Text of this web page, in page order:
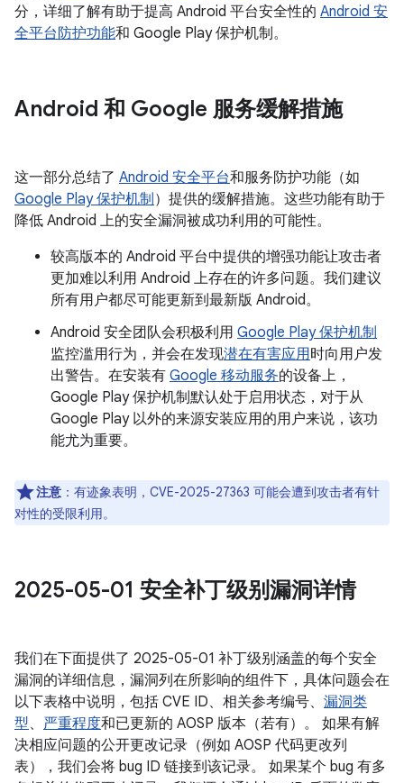
分，详细了解有助于提高 Android 平台安全性的 Android 安
全平台防护功能和 Google Play 保护机制。
Android 和 Google 服务缓解措施
这一部分总结了 Android 安全平台和服务防护功能（如
Google Play 保护机制 ）提供的缓解措施。这些功能有助于
降低 Android 上的安全漏洞被成功利用的可能性。
较高版本的 Android 平台中提供的增强功能让攻击者
更加难以利用 Android 上存在的许多问题。我们建议
所有用户都尽可能更新到最新版 Android。
Android 安全团队会积极利用 Google Play 保护机制
监控滥用行为，并会在发现潜在有害应用时向用户发
出警告。在安装有 Google 移动服务的设备上，
Google Play 保护机制默认处于启用状态，对于从
Google Play 以外的来源安装应用的用户来说，该功
能尤为重要。
注意 ：有迹象表明，CVE-2025-27363 可能会遭到攻击者有针
对性的受限利用。
2025-05-01 安全补丁级别漏洞详情
我们在下面提供了 2025-05-01 补丁级别涵盖的每个安全
漏洞的详细信息，漏洞列在所影响的组件下，具体问题会在
以下表格中说明，包括 CVE ID、相关参考编号、 漏洞类
型、 严重程度和已更新的 AOSP 版本（若有）。 如果有解
决相应问题的公开更改记录（例如 AOSP 代码更改列
表），我们会将 bug ID 链接到该记录。 如果某个 bug 有多